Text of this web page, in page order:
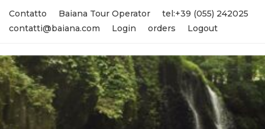
Contatto Baiana Tour Operator
tel:+39 (055) 242025
contatti@baiana.com
Login orders Logout